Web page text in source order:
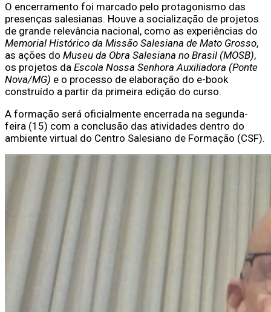
O encerramento foi marcado pelo protagonismo das
presenças salesianas. Houve a socialização de projetos
de grande relevância nacional, como as experiências do
Memorial Histórico da Missão Salesiana de Mato Grosso,
as ações do Museu da Obra Salesiana no Brasil (MOSB),
os projetos da Escola Nossa Senhora Auxiliadora (Ponte
Nova/MG) e o processo de elaboração do e-book
construído a partir da primeira edição do curso.
A formação será oficialmente encerrada na segunda-
feira (15) com a conclusão das atividades dentro do
ambiente virtual do Centro Salesiano de Formação (CSF).